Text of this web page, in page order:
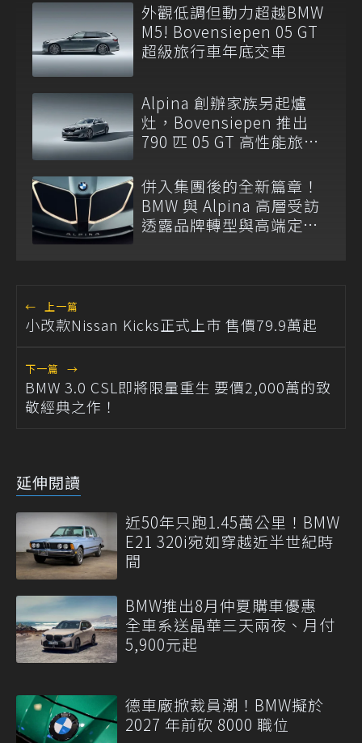
外觀低調但動力超越BMW
M5! Bovensiepen 05 GT
超級旅行車年底交車
Alpina 創辦家族另起爐
灶，Bovensiepen 推出
790 匹 05 GT 高性能旅行
併入集團後的全新篇章！
BMW 與 Alpina 高層受訪
透露品牌轉型與高端定位
← 上一篇
小改款Nissan Kicks正式上市 售價79.9萬起
下一篇 →
BMW 3.0 CSL即將限量重生 要價2,000萬的致
敬經典之作！
延伸閱讀
近50年只跑1.45萬公里！BMW
E21 320i宛如穿越近半世紀時
間
BMW推出8月仲夏購車優惠
全車系送晶華三天兩夜、月付
5,900元起
德車廠掀裁員潮！BMW擬於
2027 年前砍 8000 職位